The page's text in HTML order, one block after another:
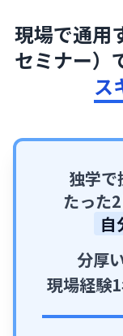
現場で通
セミナー）
ス
独学で
たった
自
分厚
現場経験